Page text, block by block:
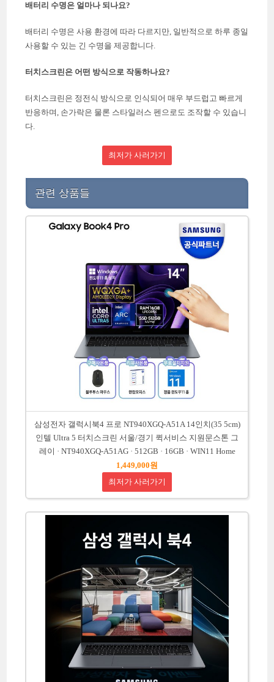
배터리 수명은 얼마나 되나요?
배터리 수명은 사용 환경에 따라 다르지만, 일반적으로 하루 종일
사용할 수 있는 긴 수명을 제공합니다.
터치스크린은 어떤 방식으로 작동하나요?
터치스크린은 정전식 방식으로 인식되어 매우 부드럽고 빠르게
반응하며, 손가락은 물론 스타일러스 펜으로도 조작할 수 있습니
다.
최저가 사러가기
관련 상품들
삼성전자 갤럭시북4 프로 NT940XGQ-A51A 14인치(35 5cm)
인텔 Ultra 5 터치스크린 서울/경기 퀵서비스 지원문스톤 그
레이 · NT940XGQ-A51AG · 512GB · 16GB · WIN11 Home
1,449,000원
최저가 사러가기